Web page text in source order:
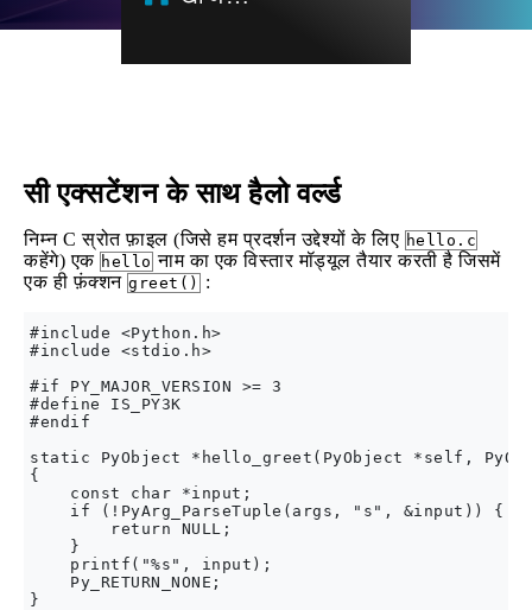
सी एक्सटेंशन के साथ हैलो वर्ल्ड
निम्न C स्रोत फ़ाइल (जिसे हम प्रदर्शन उद्देश्यों के लिए hello.c
कहेंगे) एक hello नाम का एक विस्तार मॉड्यूल तैयार करती है जिसमें
एक ही फ़ंक्शन greet() :
#include <Python.h>
#include <stdio.h>
#if PY_MAJOR_VERSION >= 3
#define IS_PY3K
#endif
static PyObject *hello_greet(PyObject *self,
{
    const char *input;
    if (!PyArg_ParseTuple(args, "s", &input)) {
        return NULL;
    }
    printf("%s", input);
    Py_RETURN_NONE;
}